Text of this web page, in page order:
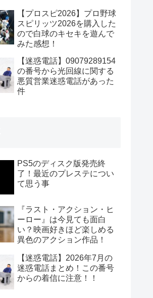
【プロスピ2026】プロ野球
スピリッツ2026を購入した
ので白球のキセキを遊んで
みた感想！
【迷惑電話】09079289154
の番号から光回線に関する
悪質営業迷惑電話があった
件
PS5のディスク版発売終
了！最近のプレステについ
て思う事
『ラスト・アクション・ヒ
ーロー』は今見ても面白
い？映画好きほど楽しめる
異色のアクション作品！
【迷惑電話】2026年7月の
迷惑電話まとめ！この番号
からの着信に注意！！